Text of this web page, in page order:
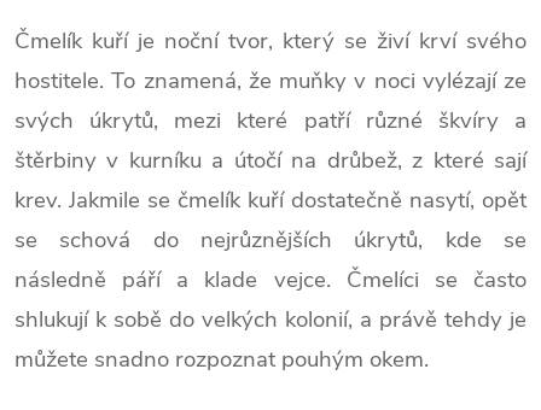
Čmelík kuří je noční tvor, který se živí krví svého
hostitele. To znamená, že muňky v noci vylézají ze
svých úkrytů, mezi které patří různé škvíry a
štěrbiny v kurníku a útočí na drůbež, z které sají
krev. Jakmile se čmelík kuří dostatečně nasytí, opět
se schová do nejrůznějších úkrytů, kde se
následně páří a klade vejce. Čmelíci se často
shlukují k sobě do velkých kolonií, a právě tehdy je
můžete snadno rozpoznat pouhým okem.